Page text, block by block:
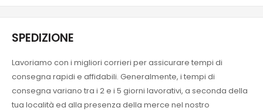
SPEDIZIONE
Lavoriamo con i migliori corrieri per assicurare tempi di
consegna rapidi e affidabili. Generalmente, i tempi di
consegna variano tra i 2 e i 5 giorni lavorativi, a seconda della
tua località ed alla presenza della merce nel nostro